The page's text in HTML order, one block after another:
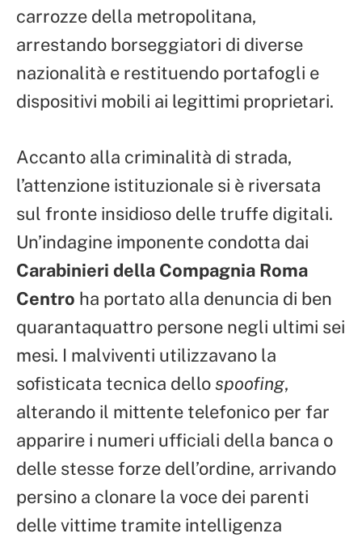
carrozze della metropolitana,
arrestando borseggiatori di diverse
nazionalità e restituendo portafogli e
dispositivi mobili ai legittimi proprietari.
Accanto alla criminalità di strada,
l’attenzione istituzionale si è riversata
sul fronte insidioso delle truffe digitali.
Un’indagine imponente condotta dai
Carabinieri della Compagnia Roma
Centro ha portato alla denuncia di ben
quarantaquattro persone negli ultimi sei
mesi. I malviventi utilizzavano la
sofisticata tecnica dellospoofing,
alterando il mittente telefonico per far
apparire i numeri ufficiali della banca o
delle stesse forze dell’ordine, arrivando
persino a clonare la voce dei parenti
delle vittime tramite intelligenza